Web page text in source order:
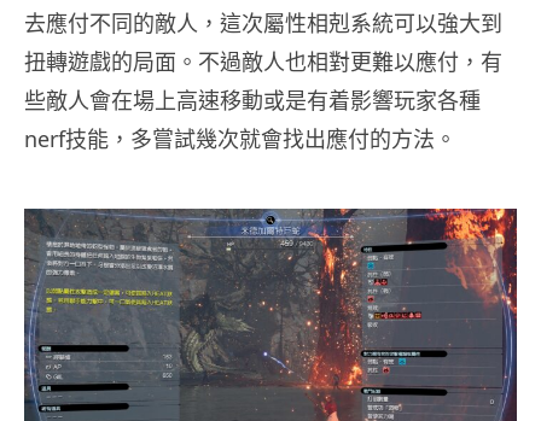
去應付不同的敵人，這次屬性相剋系統可以強大到
扭轉遊戲的局面。不過敵人也相對更難以應付，有
些敵人會在場上高速移動或是有着影響玩家各種
nerf技能，多嘗試幾次就會找出應付的方法。